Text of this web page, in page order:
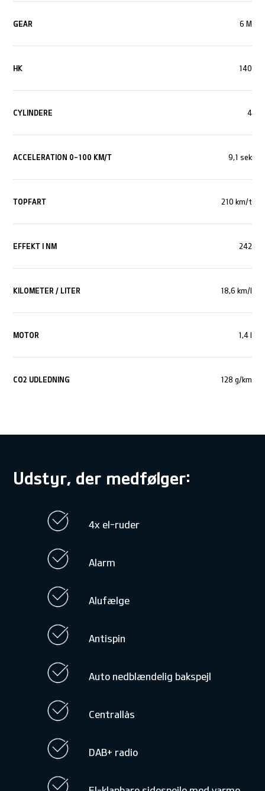
GEAR 6 M
HK 140
CYLINDERE 4
ACCELERATION 0-100 KM/T 9,1 sek
TOPFART 210 km/t
EFFEKT I NM 242
KILOMETER / LITER 18,6 km/l
MOTOR 1,4 l
CO2 UDLEDNING 128 g/km
Udstyr, der medfølger:
4x el-ruder
Alarm
Alufælge
Antispin
Auto nedblændelig bakspejl
Centrallås
DAB+ radio